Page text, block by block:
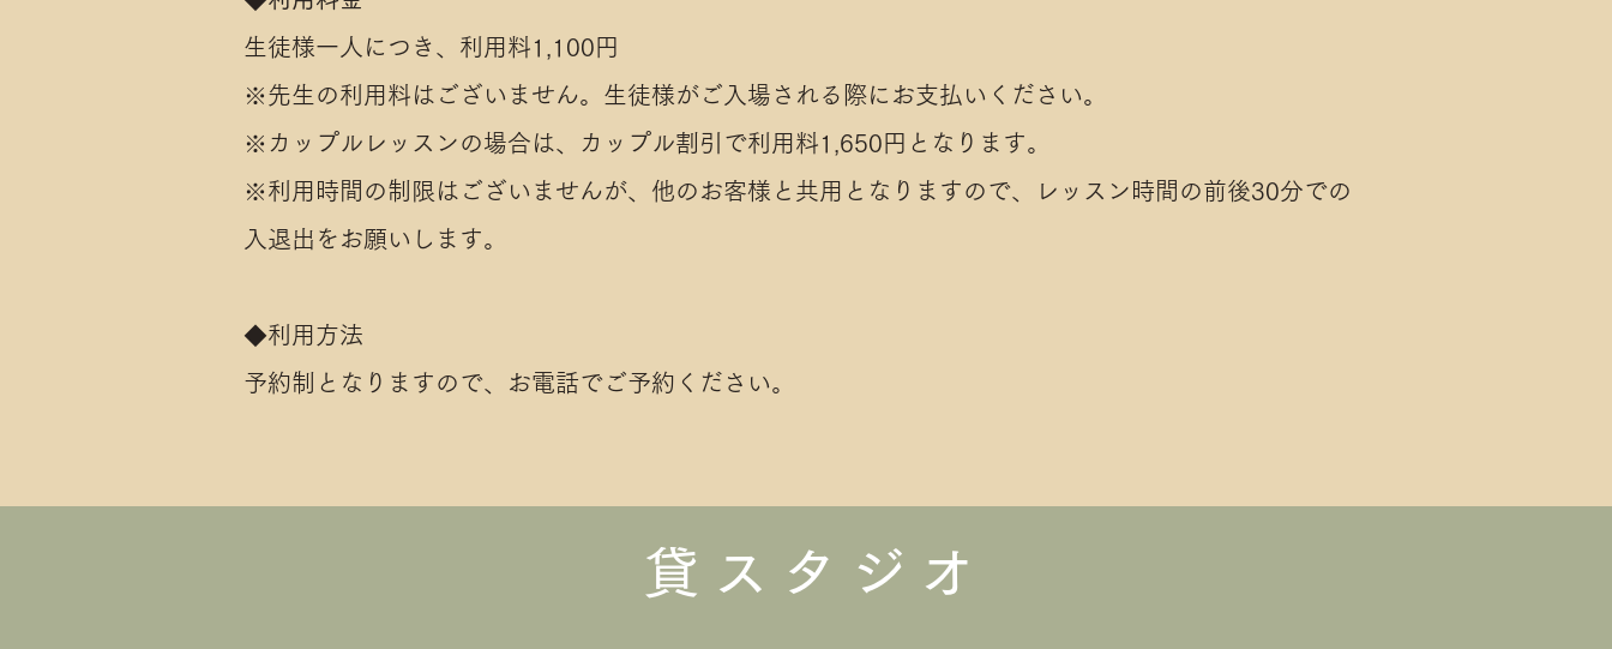
生徒様一人につき、利用料1,100円
※先生の利用料はございません。生徒様がご入場される際にお支払いください。
※カップルレッスンの場合は、カップル割引で利用料1,650円となります。
※利用時間の制限はございませんが、他のお客様と共用となりますので、レッスン時間の前後30分での
入退出をお願いします。
◆利用方法
予約制となりますので、お電話でご予約ください。
貸スタジオ